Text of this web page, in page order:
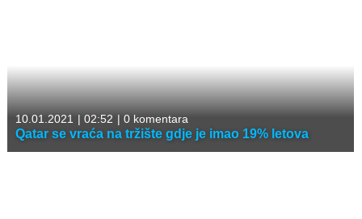
10.01.2021 | 02:52 | 0 komentara
Qatar se vraća na tržište gdje je imao 19% letova